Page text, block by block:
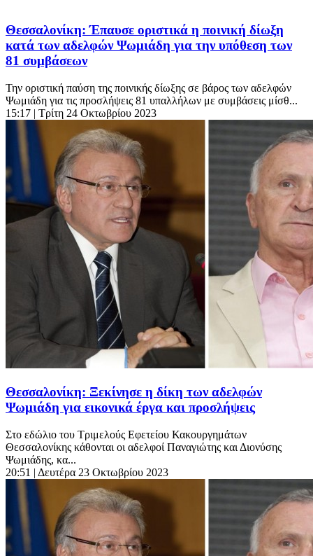
Θεσσαλονίκη: Έπαυσε οριστικά η ποινική δίωξη
κατά των αδελφών Ψωμιάδη για την υπόθεση των
81 συμβάσεων
Την οριστική παύση της ποινικής δίωξης σε βάρος των αδελφών
Ψωμιάδη για τις προσλήψεις 81 υπαλλήλων με συμβάσεις μίσθ...
15:17 | Τρίτη 24 Οκτωβρίου 2023
Θεσσαλονίκη: Ξεκίνησε η δίκη των αδελφών
Ψωμιάδη για εικονικά έργα και προσλήψεις
Στο εδώλιο του Τριμελούς Εφετείου Κακουργημάτων
Θεσσαλονίκης κάθονται οι αδελφοί Παναγιώτης και Διονύσης
Ψωμιάδης, κα...
20:51 | Δευτέρα 23 Οκτωβρίου 2023